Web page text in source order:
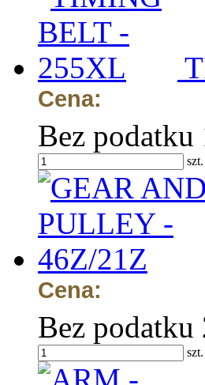
Cena:
Bez podatku
szt.
Cena:
Bez podatku
szt.